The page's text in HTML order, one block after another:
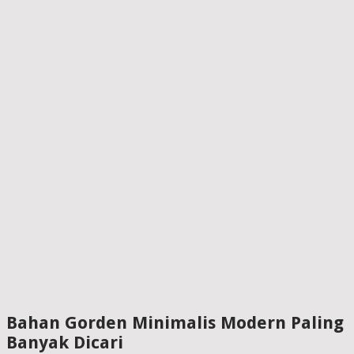
Bahan Gorden Minimalis Modern Paling
Banyak Dicari